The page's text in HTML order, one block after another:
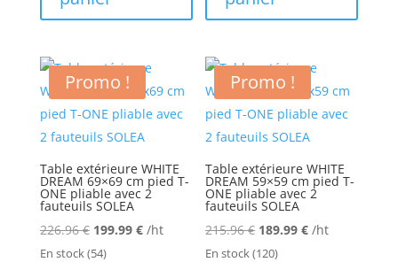
Promo !
Table extérieure WHITE
DREAM 69×69 cm pied T-
ONE pliable avec 2
fauteuils SOLEA
226.96€ Le
prix
199.99 €Le
/ht
En stock(54)
Promo !
Table extérieure WHITE
DREAM 59×59 cm pied T-
ONE pliable avec 2
fauteuils SOLEA
215.96€ Le
prix
189.99€Le
/ht
En stock(120)